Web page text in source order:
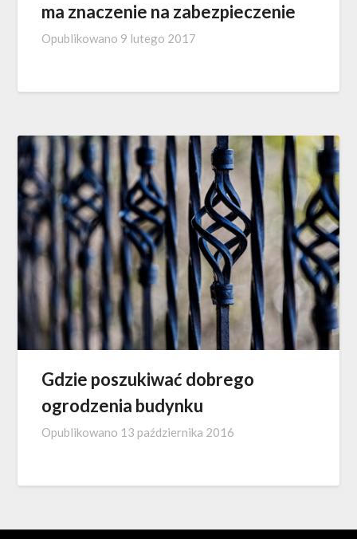
ma znaczenie na zabezpieczenie
Opublikowano 9 lutego 2017
Gdzie poszukiwać dobrego
ogrodzenia budynku
Opublikowano 13 października 2016